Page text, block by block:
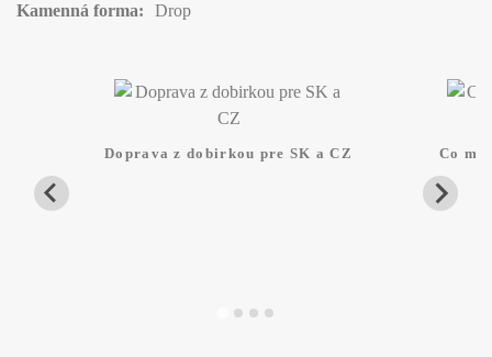
Kamenná forma:
Drop
Doprava z dobirkou pre SK a CZ Co